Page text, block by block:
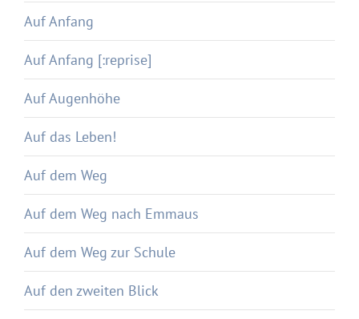
Auf Anfang
Auf Anfang [:reprise]
Auf Augenhöhe
Auf das Leben!
Auf dem Weg
Auf dem Weg nach Emmaus
Auf dem Weg zur Schule
Auf den zweiten Blick